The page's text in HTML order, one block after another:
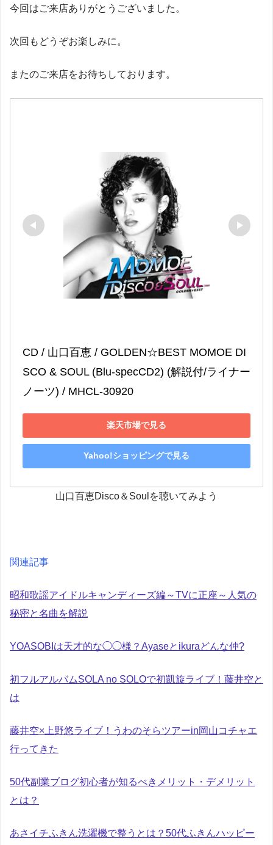
今回はご来店ありがとうございました。
次回もどうぞお楽しみに。
またのご来店をお待ちしております。
CD / 山口百恵 / GOLDEN☆BEST MOMOE DI
SCO & SOUL (Blu-specCD2) (解説付/ライナー
ノーツ) / MHCL-30920
楽天市場で見る
Yahoo!ショッピングで見る
山口百恵Disco＆Soulを聴いてみよう
関連記事
昭和歌謡アイドルキャンディーズ編～TVに正座～人気の
秘密と名曲を解説
YOASOBIは天才的な◯◯様？Ayaseとikuraどんな仲?
初フルアルバムSOLA no SOLOで初凱旋ライブ！藤井空と
は
藤井空×上野悠ライブ！うわのそらツアーin岡山コチャエ
行ってきた
50代副業ブログ初心者が知るべきメリット・デメリット
とは？
あさイチふきん洗濯機で整うとは？50代ふきんハッピー